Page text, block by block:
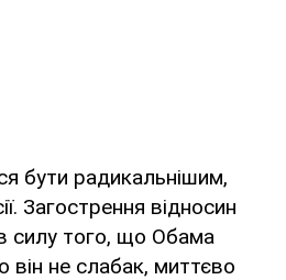
бути радикальнішим,
Загострення відносин
силу того, що Обама
він не слабак, миттєво